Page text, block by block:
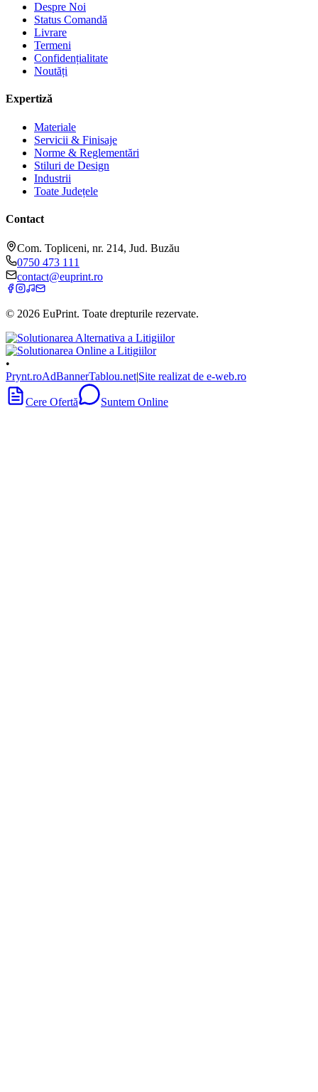
Despre Noi
Status Comandă
Livrare
Termeni
Confidențialitate
Noutăți
Expertiză
Materiale
Servicii & Finisaje
Norme & Reglementări
Stiluri de Design
Industrii
Toate Județele
Contact
Com. Topliceni, nr. 214, Jud. Buzău
0750 473 111
contact@euprint.ro
© 2026 EuPrint. Toate drepturile rezervate.
•
Prynt.roAdBannerTablou.net|Site realizat de e-web.ro
Cere Ofertă Suntem Online